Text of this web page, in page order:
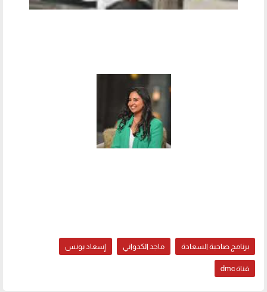
برنامج صاحبة السعادة ماجد الكدواني إسعاد يونس
قناة dmc